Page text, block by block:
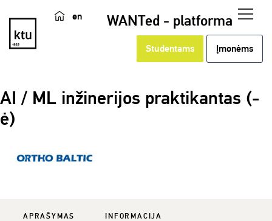
en WANTed - platforma
Studentams Įmonėms
AI / ML inžinerijos praktikantas (-
ė)
APRAŠYMAS INFORMACIJA